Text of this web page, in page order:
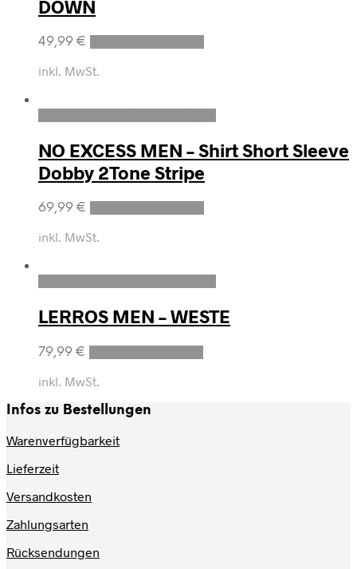
DOWN
49,99 €
inkl. MwSt.
NO EXCESS MEN – Shirt Short Sleeve
Dobby 2Tone Stripe
69,99 €
inkl. MwSt.
LERROS MEN – WESTE
79,99 €
inkl. MwSt.
Infos zu Bestellungen
Warenverfügbarkeit
Lieferzeit
Versandkosten
Zahlungsarten
Rücksendungen